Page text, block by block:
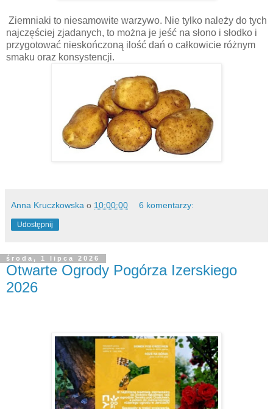
Ziemniaki to niesamowite warzywo. Nie tylko należy do tych
najczęściej zjadanych, to można je jeść na słono i słodko i
przygotować nieskończoną ilość dań o całkowicie różnym
smaku oraz konsystencji.
Anna Kruczkowska o 10:00:00 6 komentarzy:
Udostępnij
środa, 1 lipca 2026
Otwarte Ogrody Pogórza Izerskiego
2026